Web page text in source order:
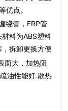
优点。
管，FRP管
料为ABS塑料
拆卸更换方便
大，加热阻
油性能好.散热